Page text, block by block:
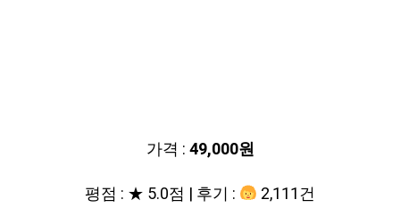
가격 :49,000원
평점 : ★ 5.0점 | 후기 :
2,111건